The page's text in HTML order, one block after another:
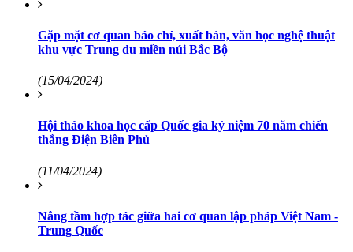
Gặp mặt cơ quan báo chí, xuất bản, văn học nghệ thuật
khu vực Trung du miền núi Bắc Bộ
(15/04/2024)
Hội thảo khoa học cấp Quốc gia kỷ niệm 70 năm chiến
thắng Điện Biên Phủ
(11/04/2024)
Nâng tầm hợp tác giữa hai cơ quan lập pháp Việt Nam -
Trung Quốc